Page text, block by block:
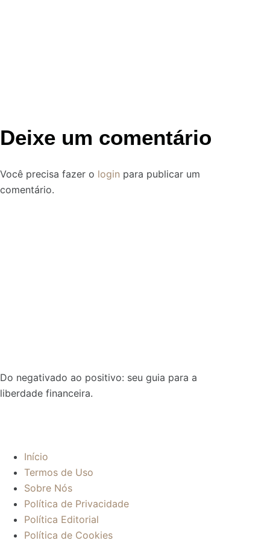
Deixe um comentário
Você precisa fazer o login para publicar um
comentário.
Do negativado ao positivo: seu guia para a
liberdade financeira.
Início
Termos de Uso
Sobre Nós
Política de Privacidade
Política Editorial
Política de Cookies